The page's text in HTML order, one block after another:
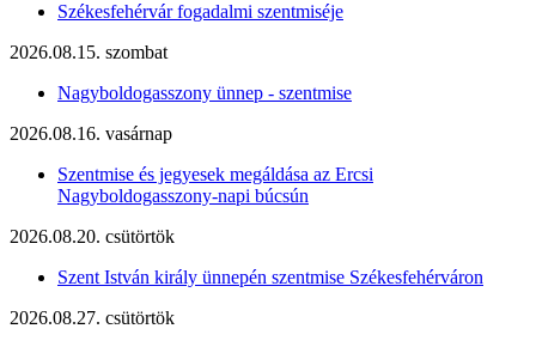
Székesfehérvár fogadalmi szentmiséje
2026.08.15. szombat
Nagyboldogasszony ünnep - szentmise
2026.08.16. vasárnap
Szentmise és jegyesek megáldása az Ercsi
Nagyboldogasszony-napi búcsún
2026.08.20. csütörtök
Szent István király ünnepén szentmise Székesfehérváron
2026.08.27. csütörtök